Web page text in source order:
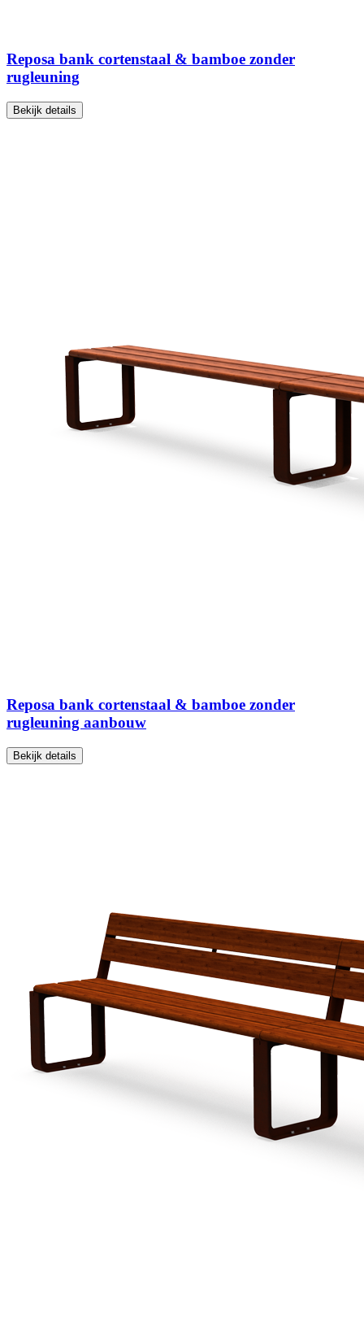
Reposa bank cortenstaal & bamboe zonder
rugleuning
Bekijk details
Reposa bank cortenstaal & bamboe zonder
rugleuning aanbouw
Bekijk details